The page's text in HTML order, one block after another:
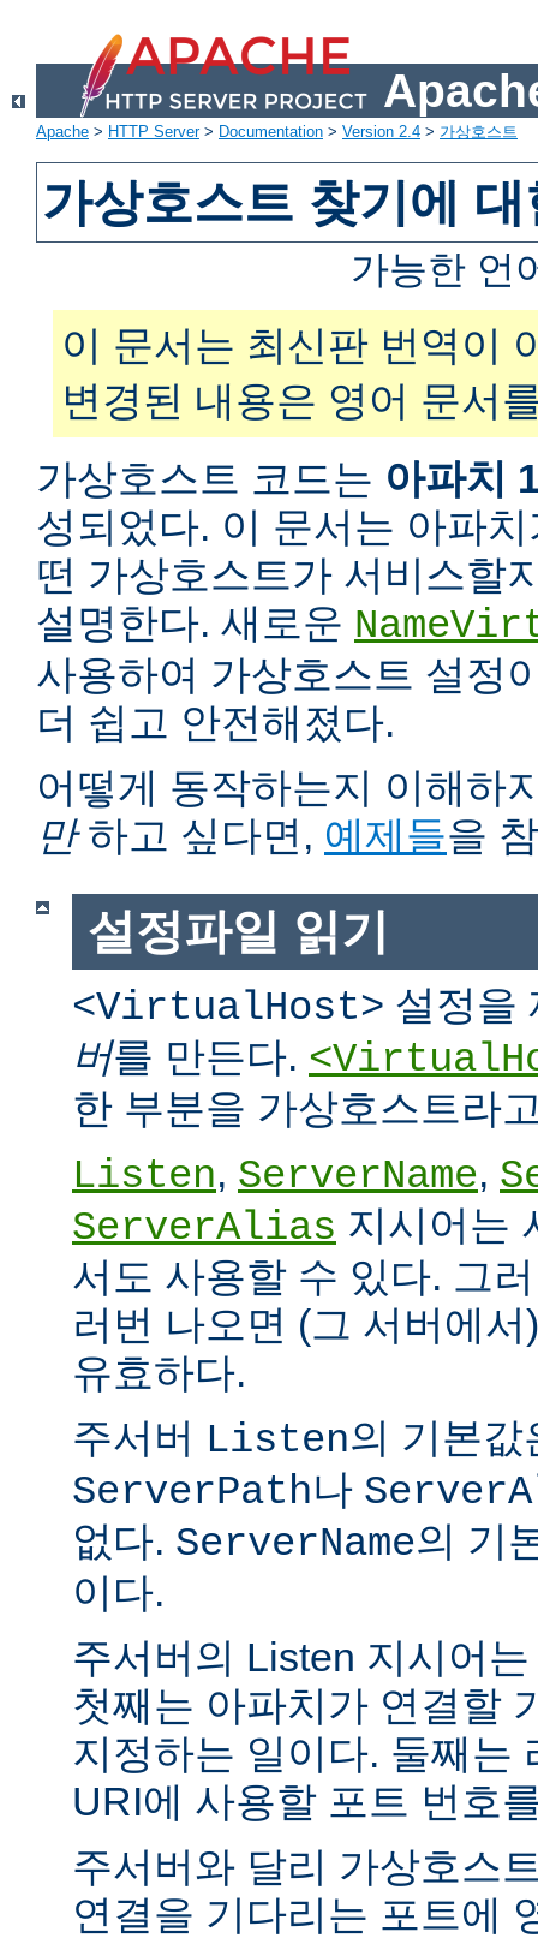
Apache > HTTP Server> Documentation > Version 2.4 > 가상호스트
가상호스트 찾기에
가능한 언
이 문서는 최신판 번역이
변경된 내용은 영어 문서
가상호스트 코드는 아파치
성되었다. 이 문서는 아파
떤 가상호스트가 서비스할
설명한다. 새로운
사용하여 가상호스트 설정
더 쉽고 안전해졌다.
어떻게 동작하는지 이해하
만하고 싶다면, 예제들을
설정파일 읽기
<VirtualHost> 설정을
버를 만든다.
한 부분을 가상호스트라
Listen, ServerName,
ServerAlias 지시어는
서도 사용할 수 있다. 그
러번 나오면 (그 서버에
유효하다.
주서버 Listen의 기본값
ServerPath나
없다. ServerName의 기
이다.
주서버의 Listen 지시어
첫째는 아파치가 연결할
지정하는 일이다. 둘째는
URI에 사용할 포트 번호
주서버와 달리 가상호스
연결을 기다리는 포트에